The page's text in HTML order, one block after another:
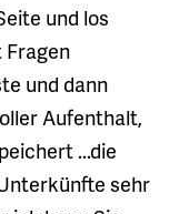
und los
Fragen
und dann
Aufenthalt,
...die
sehr